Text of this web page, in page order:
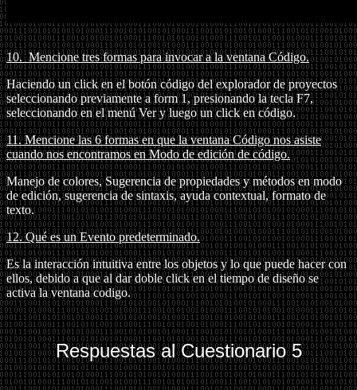
10. Mencione tres formas para invocar a la ventana Código.
Haciendo un click en el botón código del explorador de proyectos
seleccionando previamente a form 1, presionando la tecla F7,
seleccionando en el menú Ver y luego un click en código.
11. Mencione las 6 formas en que la ventana Código nos asiste
cuando nos encontramos en Modo de edición de código.
Manejo de colores, Sugerencia de propiedades y métodos en modo
de edición, sugerencia de sintaxis, ayuda contextual, formato de
texto.
12. Qué es un Evento predeterminado.
Es la interacción intuitiva entre los objetos y lo que puede hacer con
ellos, debido a que al dar doble click en el tiempo de diseño se
activa la ventana codigo.
Respuestas al Cuestionario 5